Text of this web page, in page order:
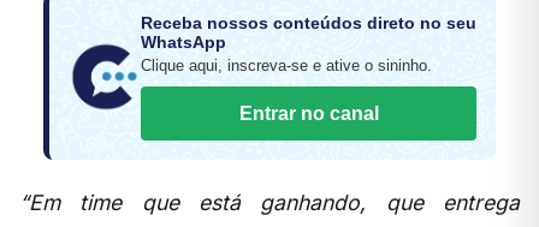
Receba nossos conteúdos direto no seu
WhatsApp
Clique aqui, inscreva-se e ative o sininho.
Entrar no canal
“Em time que está ganhando, que entrega